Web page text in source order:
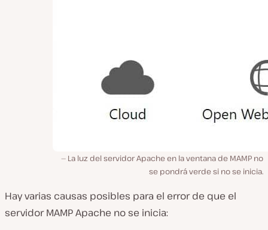
La luz del servidor Apache en la ventana de MAMP no
se pondrá verde si no se inicia.
Hay varias causas posibles para el error de que el
servidor MAMP Apache no se inicia: